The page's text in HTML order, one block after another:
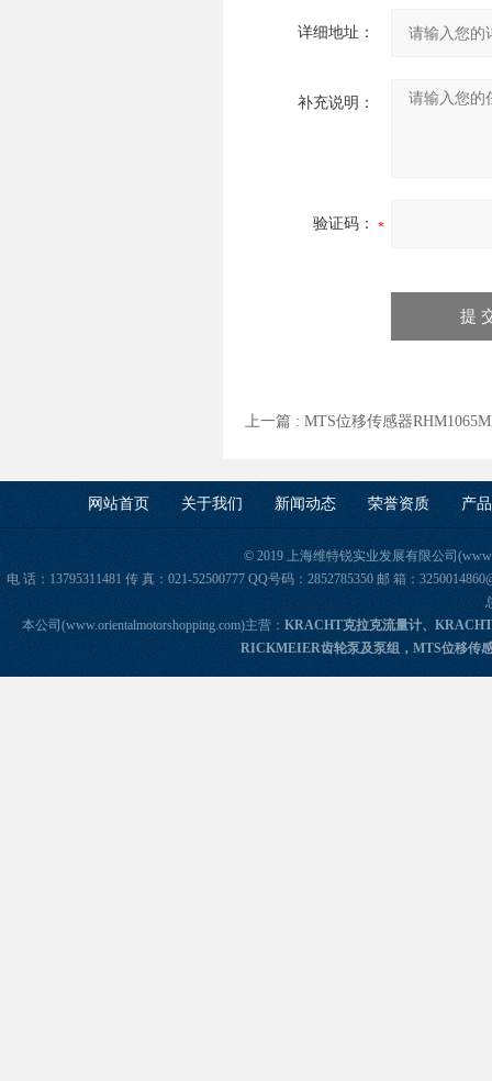
详细地址：
补充说明：
验证码：
上一篇 : MTS位移传感器
网站首页 关于我们 新闻动态 荣誉资质 产
© 2019 上海维特锐实业发展有限公司
电 话：13795311481 传 真：021-52500777 QQ号码：2852785350 邮 箱：
本公司(www.orientalmotorshopping.com)主营： KRACHT克拉克流量计、
RICKMEIER齿轮泵及泵组，MTS位移传